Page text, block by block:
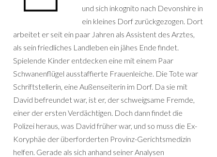
und sich inkognito nach Devonshire in
ein kleines Dorf zurückgezogen. Dort
arbeitet er seit ein paar Jahren als Assistent des Arztes,
als sein friedliches Landleben ein jähes Ende findet.
Spielende Kinder entdecken eine mit einem Paar
Schwanenflügel ausstaffierte Frauenleiche. Die Tote war
Schriftstellerin, eine Außenseiterin im Dorf. Da sie mit
David befreundet war, ist er, der schweigsame Fremde,
einer der ersten Verdächtigen. Doch dann findet die
Polizei heraus, was David früher war, und so muss die Ex-
Koryphäe der überforderten Provinz-Gerichtsmedizin
helfen. Gerade als sich anhand seiner Analysen